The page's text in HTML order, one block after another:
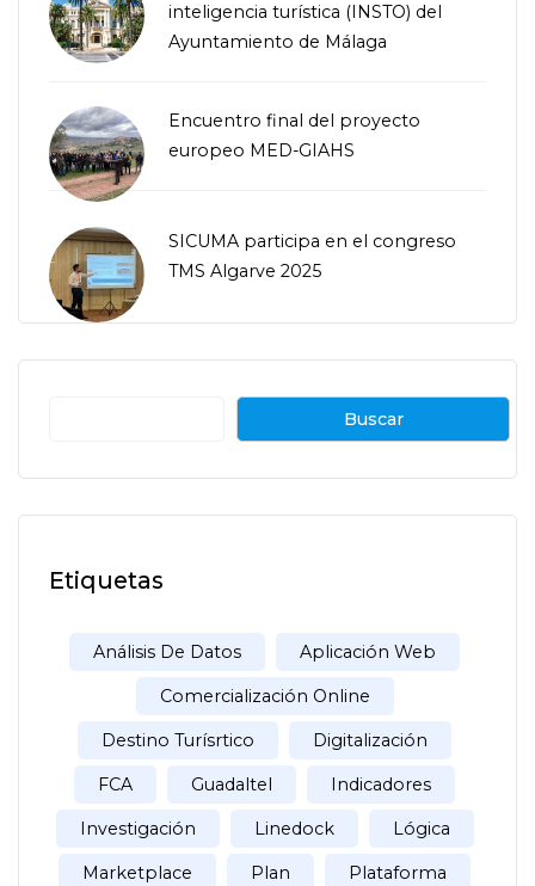
inteligencia turística (INSTO) del
Ayuntamiento de Málaga
Encuentro final del proyecto
europeo MED-GIAHS
SICUMA participa en el congreso
TMS Algarve 2025
Buscar
Etiquetas
Análisis De Datos Aplicación Web
Comercialización Online
Destino Turísrtico Digitalización
FCA Guadaltel Indicadores
Investigación Linedock Lógica
Marketplace Plan Plataforma